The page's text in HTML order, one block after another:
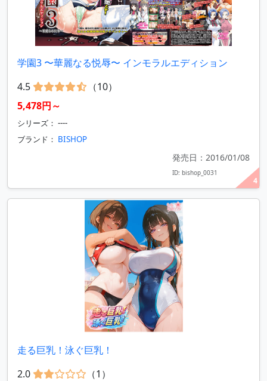
4
学園3 〜華麗なる悦辱〜 インモラルエディション
4.5
（10）
5,478円～
シリーズ： ----
ブランド： BISHOP
発売日：2016/01/08
ID: bishop_0031
走る巨乳！泳ぐ巨乳！
2.0
（1）